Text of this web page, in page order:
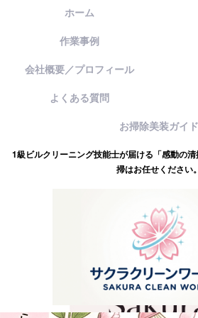
1級ビルクリーニング技能士が届ける「感動の
掃はお任せください。
ホーム
作業事例
会社概要／プロフィール
よくある質問
お掃除美装ガイド